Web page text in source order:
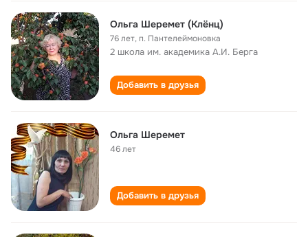
Ольга Шеремет (Клёнц)
76 лет,п. Пантелеймоновка
2 школа им. академика А.И. Берга
Добавить в друзья
Ольга Шеремет
46 лет
Добавить в друзья